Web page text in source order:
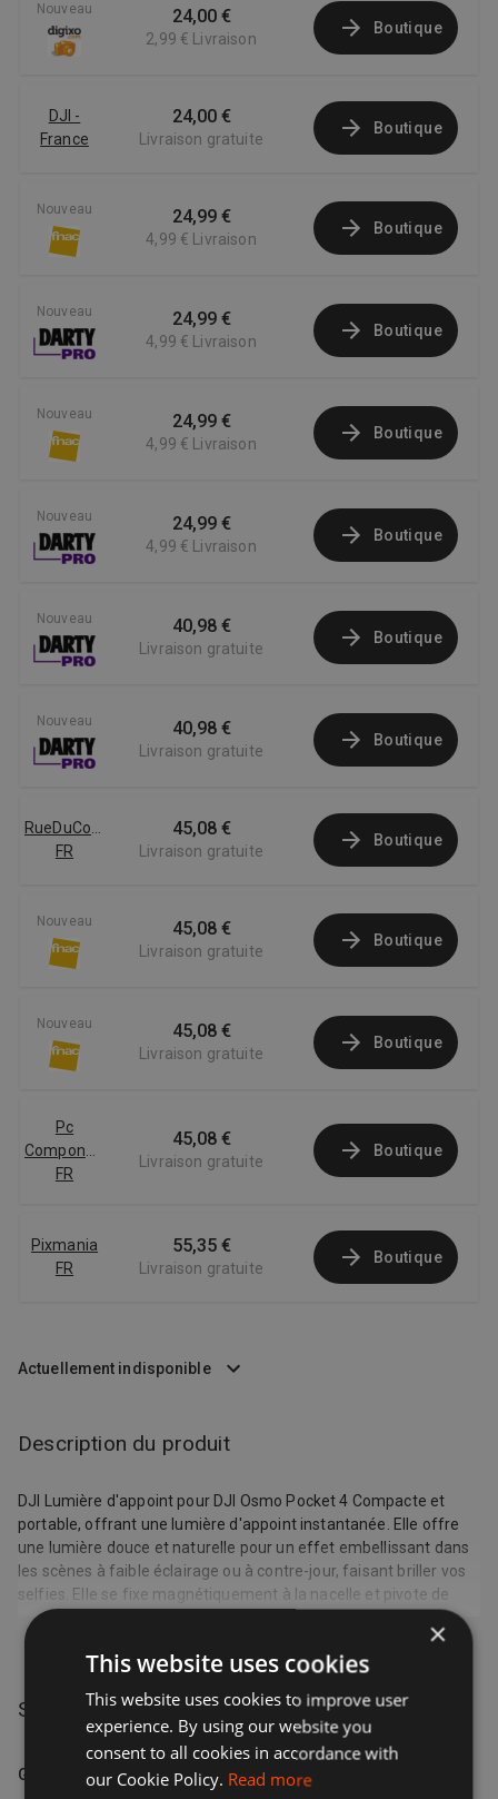
Nouveau 24,00 €
2,99 € Livraison
Boutique
DJI -
France
24,00 €
Livraison gratuite
Boutique
Nouveau 24,99 €
4,99 € Livraison
Boutique
Nouveau 24,99 €
4,99 € Livraison
Boutique
Nouveau 24,99 €
4,99 € Livraison
Boutique
Nouveau 24,99 €
4,99 € Livraison
Boutique
Nouveau 40,98 €
Livraison gratuite
Boutique
Nouveau 40,98 €
Livraison gratuite
Boutique
RueDuCommerce
FR
45,08 €
Livraison gratuite
Boutique
Nouveau 45,08 €
Livraison gratuite
Boutique
Nouveau 45,08 €
Livraison gratuite
Boutique
Pc
Componentes
FR
45,08 €
Livraison gratuite
Boutique
Pixmania
FR
55,35 €
Livraison gratuite
Boutique
Actuellement indisponible
Description du produit
DJI Lumière d'appoint pour DJI Osmo Pocket 4 Compacte et
portable, offrant une lumière d'appoint instantanée. Elle offre
une lumière douce et naturelle pour un effet embellissant dans
les scènes à faible éclairage ou à contre-jour, faisant briller vos
selfies. Elle se fixe magnétiquement à la nacelle et pivote de
manière synchronisée afin de garantir un éclairage homogène.
Alimentée par Osmo Pocket 4, elle permet un contrôle
directement sur l'appareil et offre trois niveaux réglables de
doux et homogène avec un indice de rendu des couleurs (IRC)
professionnel élevé, adapté à divers scénarios. Même en cas de
faible luminosité ou de contre-jour, elle permet de prendre des
photos à des sensibilités plus faibles pour réaliser des portraits
Spécifications du produit
Général
×
This website uses cookies
This website uses cookies to improve user
experience. By using our website you
consent to all cookies in accordance with
our Cookie Policy. Read more